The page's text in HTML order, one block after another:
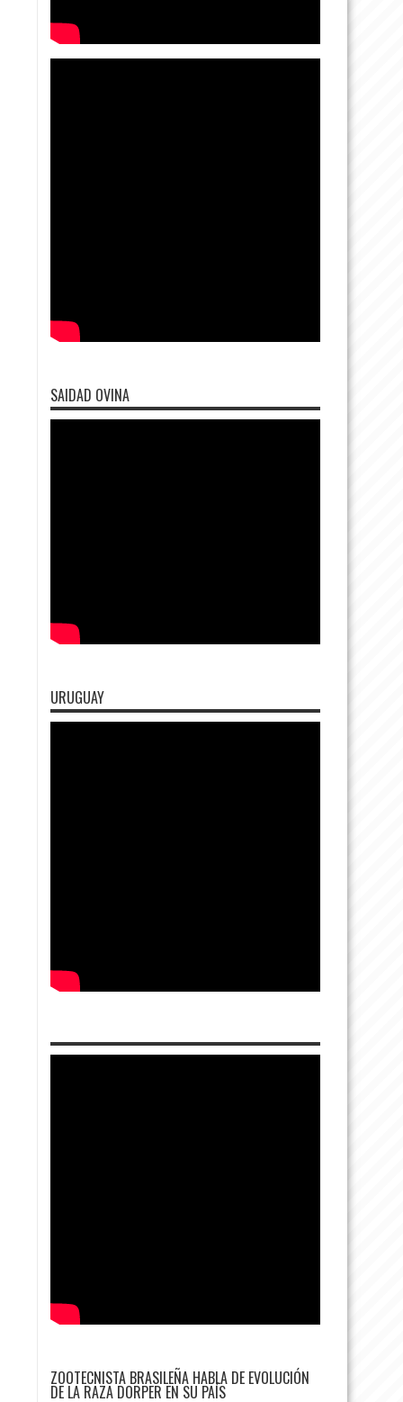
SAIDAD OVINA
URUGUAY
ZOOTECNISTA BRASILEÑA HABLA DE EVOLUCIÓN
DE LA RAZA DORPER EN SU PAÍS